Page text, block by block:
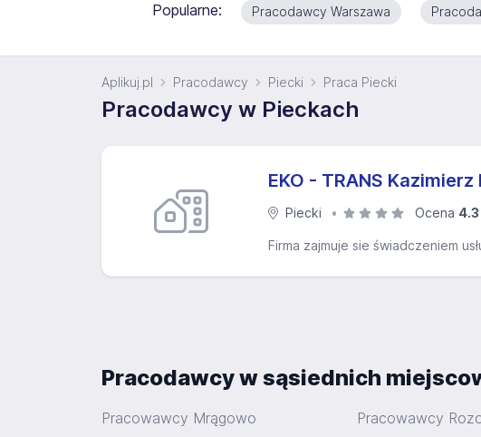
Popularne: Pracodawcy Warszawa
Aplikuj.pl Pracodawcy Piecki Praca Piecki
Pracodawcy w Pieckach
EKO - TRANS
Piecki Ocena 4.3
Firma zajmuje sie świadczeniem
Pracodawcy w sąsiednich
Pracowawcy Mrągowo Pracowawcy